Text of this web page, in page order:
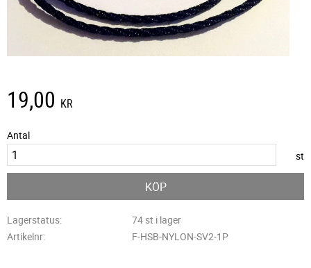
19,00 KR
Antal
st
KÖP
Lagerstatus
74 st i lager
Artikelnr
F-HSB-NYLON-SV2-1P